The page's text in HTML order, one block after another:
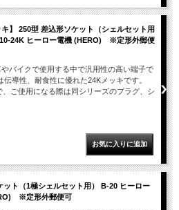
キ】 250型 差込形ソケット（シェルセット用
24K ヒーロー電機 (HERO) ※定形外郵便
バイクで使用する中で汎用性の高い端子で
伝導性、耐食性に優れた24Kメッキです。
ご使用になる際は同シリーズのプラグ、シ
ット（1極シェルセット用） B-20 ヒーロー
※定形外郵便可